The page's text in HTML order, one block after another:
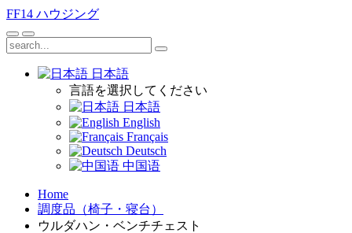
FF14 ハウジング
日本語
言語を選択してください
日本語
English
Français
Deutsch
中国语
Home
調度品（椅子・寝台）
ウルダハン・ベンチチェスト